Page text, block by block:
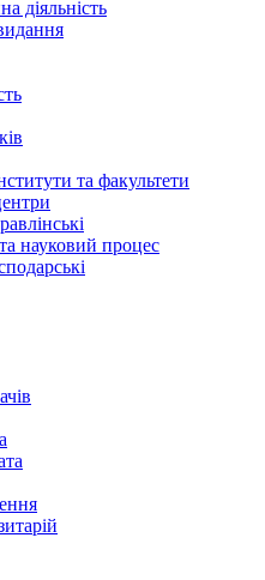
діяльність
та факультети
науковий процес